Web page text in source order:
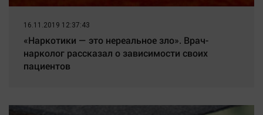
16.11.2019 12:37:43
«Наркотики — это нереальное зло». Врач-
нарколог рассказал о зависимости своих
пациентов